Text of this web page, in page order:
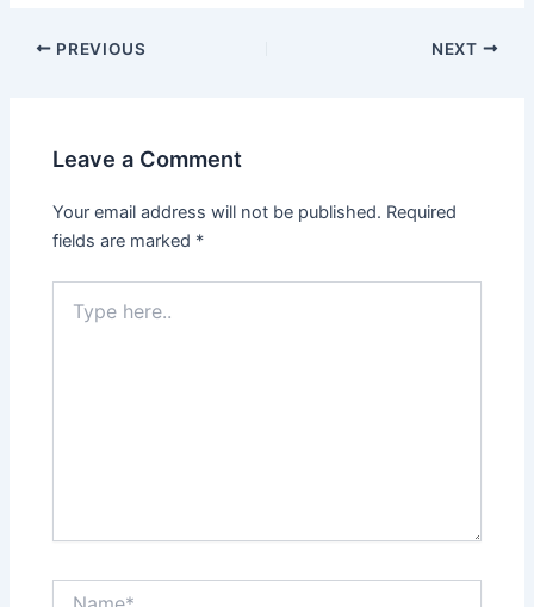
Post
PREVIOUS NEXT
Leave a Comment
Your email address will not be published. Required
fields are marked *
here..